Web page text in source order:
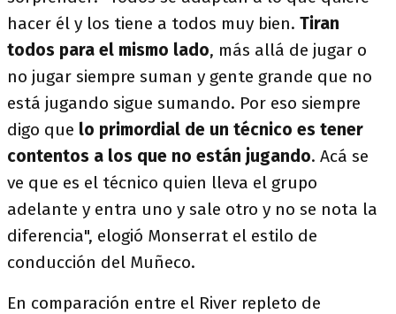
hacer él y los tiene a todos muy bien. Tiran
todos para el mismo lado, más allá de jugar o
no jugar siempre suman y gente grande que no
está jugando sigue sumando. Por eso siempre
digo que lo primordial de un técnico es tener
contentos a los que no están jugando. Acá se
ve que es el técnico quien lleva el grupo
adelante y entra uno y sale otro y no se nota la
diferencia", elogió Monserrat el estilo de
conducción del Muñeco.
En comparación entre el River repleto de